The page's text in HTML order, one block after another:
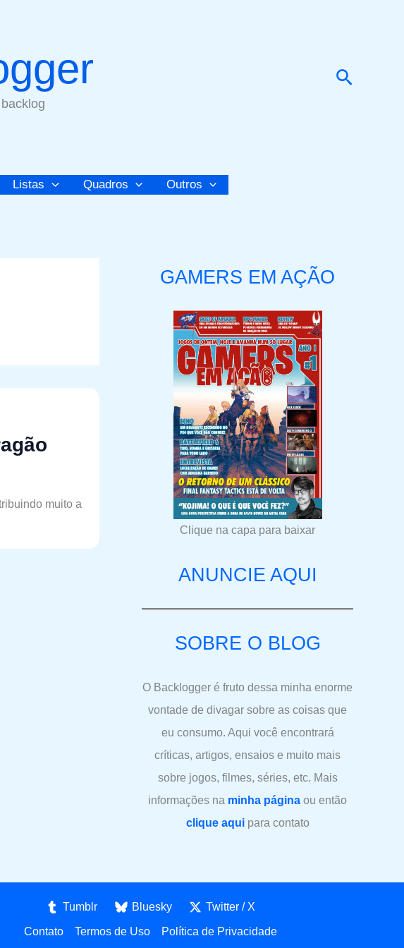
Listas Quadros Outros
muito a
GAMERS EM AÇÃO
Clique na capa para baixar
ANUNCIE AQUI
SOBRE O BLOG
O Backlogger é fruto dessa minha enorme
vontade de divagar sobre as coisas que
eu consumo. Aqui você encontrará
críticas, artigos, ensaios e muito mais
sobre jogos, filmes, séries, etc. Mais
informações na minha página ou então
clique aquipara contato
Tumblr Bluesky Twitter / X
Contato Termos de Uso Política de Privacidade